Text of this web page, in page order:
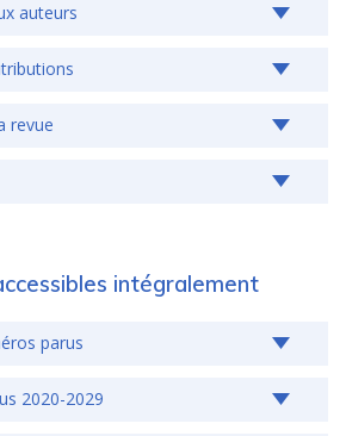
auteurs
revue
intégralement
parus
2020-2029